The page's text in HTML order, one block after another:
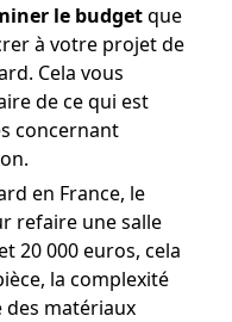
le budgetque
à votre projet de
Cela vous
de ce qui est
concernant
en France, le
refaire une salle
20 000 euros, cela
la complexité
des matériaux